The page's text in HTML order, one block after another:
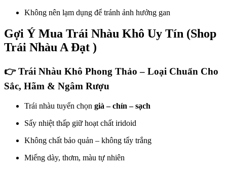
Không nên lạm dụng để tránh ảnh hưởng gan
Gợi Ý Mua Trái Nhàu Khô Uy Tín (Shop
Trái Nhàu A Đạt )
👉Trái Nhàu Khô Phong Thảo – Loại Chuẩn Cho
Sắc, Hãm & Ngâm Rượu
Trái nhàu tuyển chọn già – chín – sạch
Sấy nhiệt thấp giữ hoạt chất iridoid
Không chất bảo quản – không tẩy trắng
Miếng dày, thơm, màu tự nhiên